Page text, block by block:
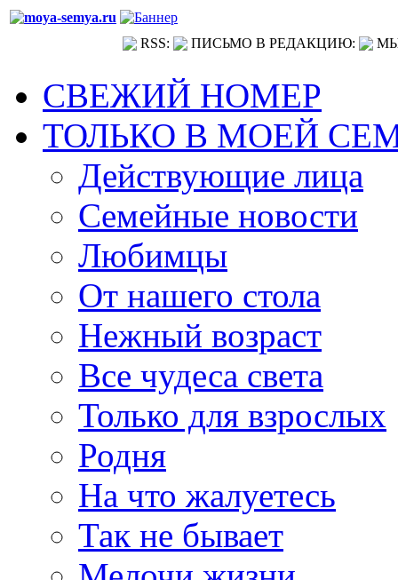
RSS: ПИСЬМО В РЕДАКЦИЮ:
СВЕЖИЙ НОМЕР
ТОЛЬКО В МОЕЙ
Действующие лица
Семейные новости
Любимцы
От нашего стола
Нежный возраст
Все чудеса света
Только для взрослых
Родня
На что жалуетесь
Так не бывает